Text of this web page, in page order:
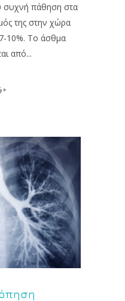
συχνή πάθηση στα
της στην χώρα
10%. Το άσθμα
από...